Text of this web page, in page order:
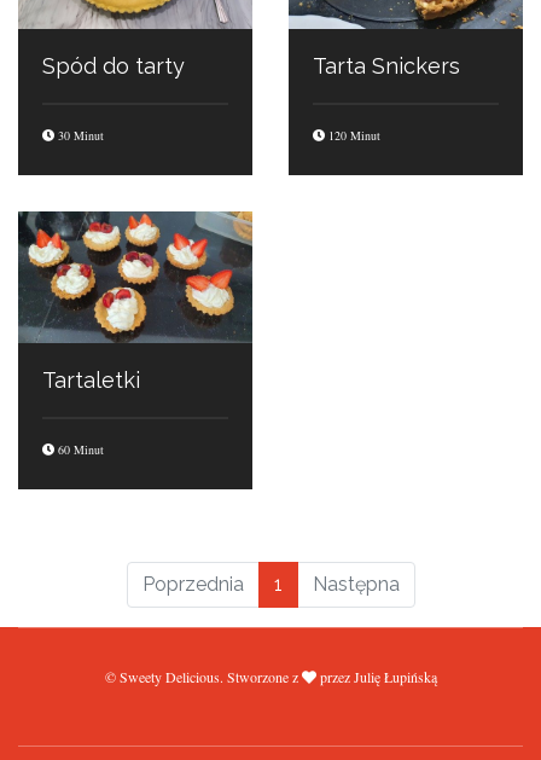
Spód do tarty
30 Minut
Tarta Snickers
120 Minut
Tartaletki
60 Minut
Poprzednia 1 Następna
© Sweety Delicious. Stworzone z przez Julię Łupińską